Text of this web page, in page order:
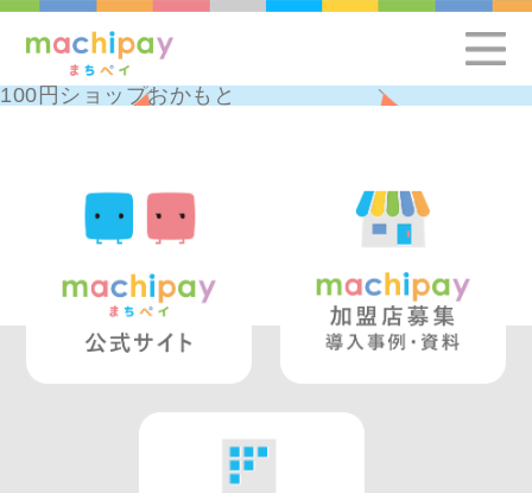
100円ショップおかもと